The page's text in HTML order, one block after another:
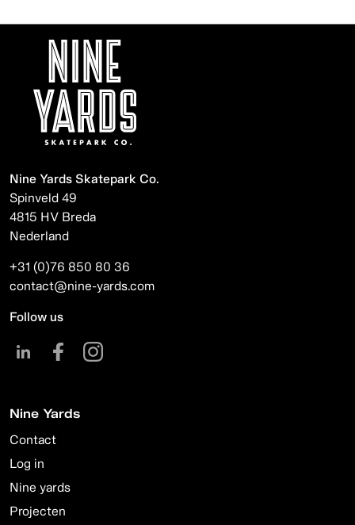
Nine Yards Skatepark Co.
Spinveld 49
4815 HV Breda
Nederland
+31 (0)76 850 80 36
contact@nine-yards.com
Follow us
Nine Yards
Contact
Log in
Nine yards
Projecten